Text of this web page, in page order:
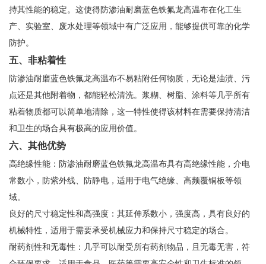
持其性能的稳定。这使得防渗油耐磨蓝色铁氟龙高温布在化工生
产、实验室、废水处理等领域中有广泛应用，能够提供可靠的化学
防护。
五、非粘着性
防渗油耐磨蓝色铁氟龙高温布不易粘附任何物质，无论是油渍、污
点还是其他附着物，都能轻松清洗。浆糊、树脂、涂料等几乎所有
粘着物质都可以简单地清除，这一特性使得该材料在需要保持清洁
和卫生的场合具有极高的应用价值。
六、其他优势
高绝缘性能：防渗油耐磨蓝色铁氟龙高温布具有高绝缘性能，介电
常数小，防紫外线、防静电，适用于电气绝缘、高频覆铜板等领
域。
良好的尺寸稳定性和高强度：其延伸系数小，强度高，具有良好的
机械特性，适用于需要承受机械应力和保持尺寸稳定的场合。
耐药剂性和无毒性：几乎可以耐受所有药剂物品，且无毒无害，符